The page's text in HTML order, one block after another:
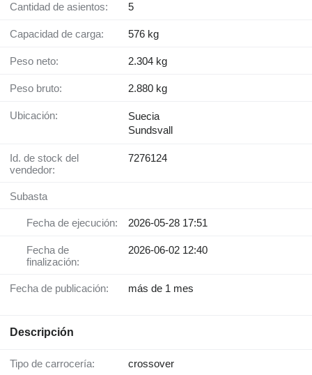
Cantidad de asientos: 5
Capacidad de carga: 576 kg
Peso neto: 2.304 kg
Peso bruto: 2.880 kg
Ubicación:
Suecia
Sundsvall
Id. de stock del
vendedor:
7276124
Subasta
Fecha de ejecución: 2026-05-28 17:51
Fecha de
finalización:
2026-06-02 12:40
Fecha de publicación: más de 1 mes
Descripción
Tipo de carrocería: crossover